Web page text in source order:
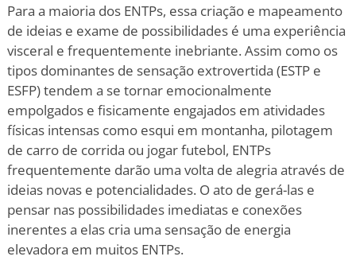
Para a maioria dos ENTPs, essa criação e mapeamento
de ideias e exame de possibilidades é uma experiência
visceral e frequentemente inebriante. Assim como os
tipos dominantes de sensação extrovertida (ESTP e
ESFP) tendem a se tornar emocionalmente
empolgados e fisicamente engajados em atividades
físicas intensas como esqui em montanha, pilotagem
de carro de corrida ou jogar futebol, ENTPs
frequentemente darão uma volta de alegria através de
ideias novas e potencialidades. O ato de gerá-las e
pensar nas possibilidades imediatas e conexões
inerentes a elas cria uma sensação de energia
elevadora em muitos ENTPs.